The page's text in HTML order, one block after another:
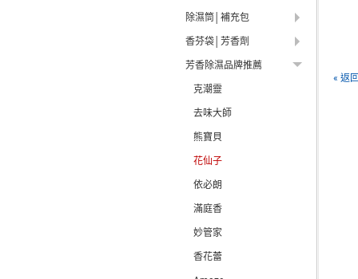
« 返
除濕筒│補充包
香芬袋│芳香劑
芳香除濕品牌推薦
克潮靈
去味大師
熊寶貝
花仙子
依必朗
滿庭香
妙管家
香花蕾